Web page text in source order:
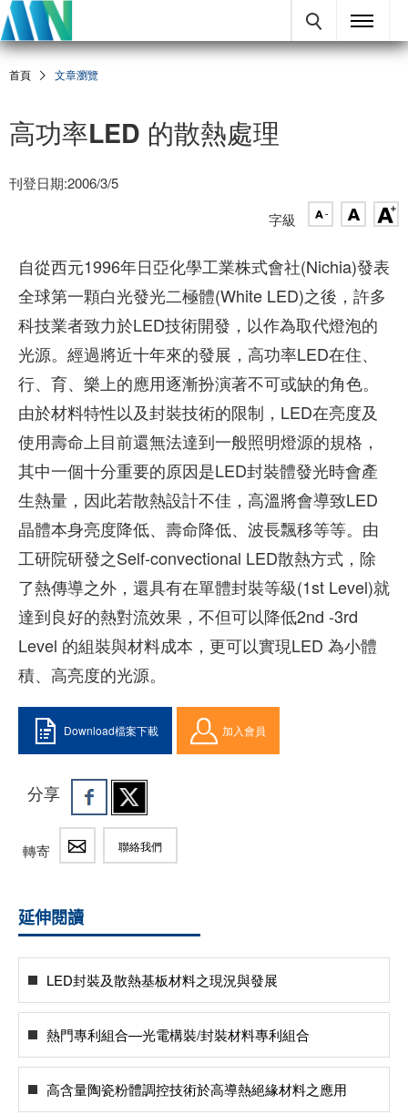
首頁 文章瀏覽
高功率LED 的散熱處理
刊登日期:2006/3/5
字級
自從西元1996年日亞化學工業株式會社(Nichia)發表
全球第一顆白光發光二極體(White LED)之後，許多
科技業者致力於LED技術開發，以作為取代燈泡的
光源。經過將近十年來的發展，高功率LED在住、
行、育、樂上的應用逐漸扮演著不可或缺的角色。
由於材料特性以及封裝技術的限制，LED在亮度及
使用壽命上目前還無法達到一般照明燈源的規格，
其中一個十分重要的原因是LED封裝體發光時會產
生熱量，因此若散熱設計不佳，高溫將會導致LED
晶體本身亮度降低、壽命降低、波長飄移等等。由
工研院研發之Self-convectional LED散熱方式，除
了熱傳導之外，還具有在單體封裝等級(1st Level)就
達到良好的熱對流效果，不但可以降低2nd -3rd
Level 的組裝與材料成本，更可以實現LED 為小體
積、高亮度的光源。
Download檔案下載 加入會員
分享
轉寄 聯絡我們
延伸閱讀
LED封裝及散熱基板材料之現況與發展
熱門專利組合—光電構裝/封裝材料專利組合
高含量陶瓷粉體調控技術於高導熱絕緣材料之應用